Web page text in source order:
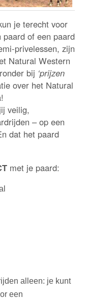
je terecht voor
of een paard
privelessen, zijn
Natural Western
bij ‘prijzen
over het Natural
veilig,
– op een
dat het paard
met je paard:
alleen: je kunt
een